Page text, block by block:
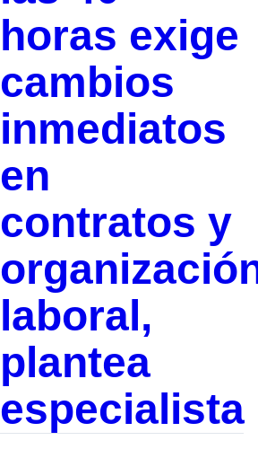
horas exige
cambios
inmediatos
en
contratos y
laboral,
plantea
especialista